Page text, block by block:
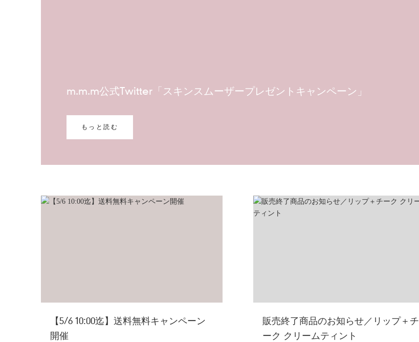
m.m.m公式Twitter「スキンスムーザープレゼントキャンペーン」
もっと読む
【5/6 10:00迄】送料無料キャンペーン
開催
販売終了商品のお知らせ／リップ＋チ
ーク クリームティント